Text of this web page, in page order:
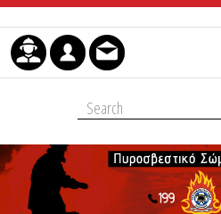
Μετάβαση στο περιεχόμενο